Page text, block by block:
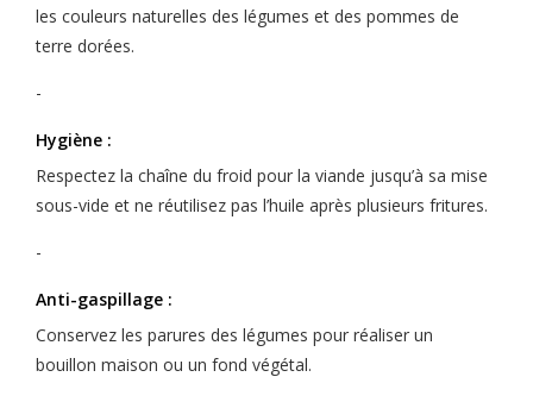
les couleurs naturelles des légumes et des pommes de
terre dorées.
-
Hygiène :
Respectez la chaîne du froid pour la viande jusqu’à sa mise
sous-vide et ne réutilisez pas l’huile après plusieurs fritures.
-
Anti-gaspillage :
Conservez les parures des légumes pour réaliser un
bouillon maison ou un fond végétal.